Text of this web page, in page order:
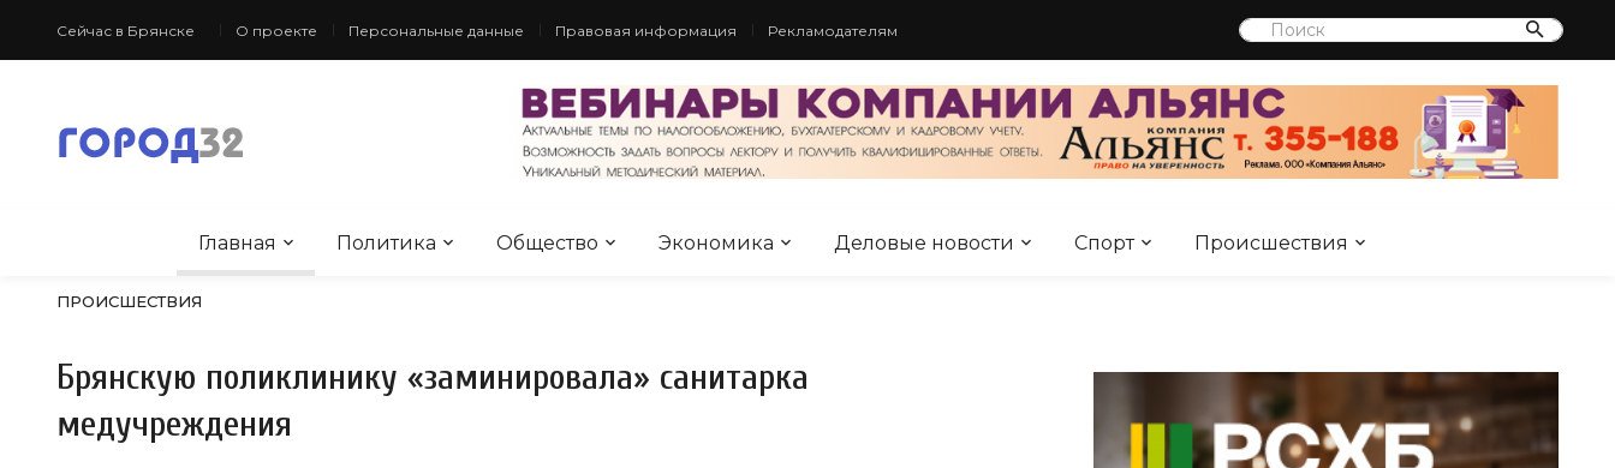
Сейчас в Брянске О проекте Персональные данные Правовая информация Рекламодателям
Главная Политика Общество Экономика Деловые новости Спорт Происшествия
ПРОИСШЕСТВИЯ
Брянскую поликлинику «заминировала» санитарка
медучреждения